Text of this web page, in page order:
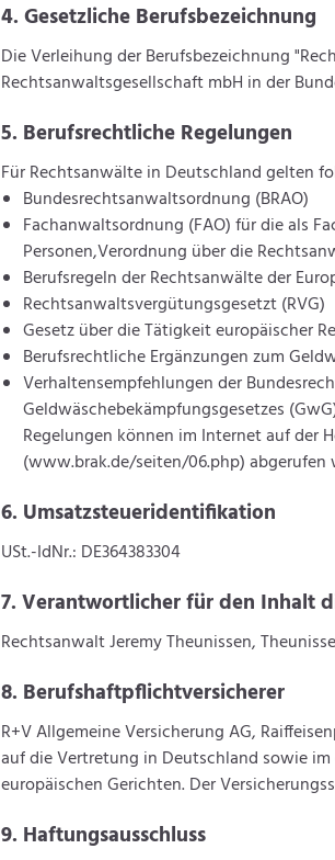
4. Gesetzliche Berufsbezeichnung
Die Verleihung der Berufsbezeichnung
Rechtsanwaltsgesellschaft mbH in der
5. Berufsrechtliche Regelungen
Für Rechtsanwälte in Deutschland gelten
Bundesrechtsanwaltsordnung (BRAO)
Fachanwaltsordnung (FAO) für die als
Personen,Verordnung über die
Berufsregeln der Rechtsanwälte der
Rechtsanwaltsvergütungsgesetzt (RVG)
Gesetz über die Tätigkeit europäischer
Berufsrechtliche Ergänzungen zum
Verhaltensempfehlungen der
Geldwäschebekämpfungsgesetzes
Regelungen können im Internet auf der
(www.brak.de/seiten/06.php) abgerufen
6. Umsatzsteueridentifikation
USt.-IdNr.: DE364383304
7. Verantwortlicher für den Inhalt
Rechtsanwalt Jeremy Theunissen,
8. Berufshaftpflichtversicherer
R+V Allgemeine Versicherung AG,
auf die Vertretung in Deutschland sowie
europäischen Gerichten. Der
9. Haftungsausschluss